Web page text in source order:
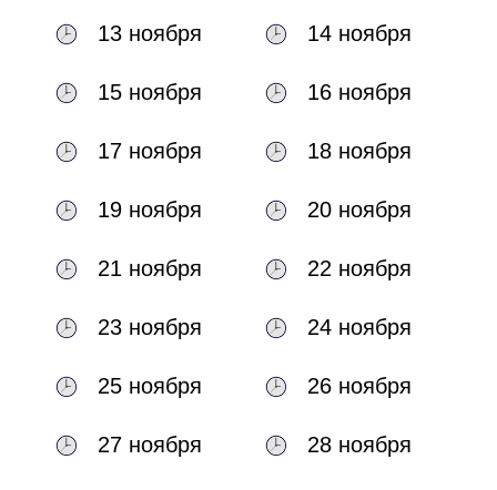
13 ноября 14 ноября
15 ноября 16 ноября
17 ноября 18 ноября
19 ноября 20 ноября
21 ноября 22 ноября
23 ноября 24 ноября
25 ноября 26 ноября
27 ноября 28 ноября